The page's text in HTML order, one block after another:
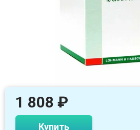
1 808 ₽
Купить